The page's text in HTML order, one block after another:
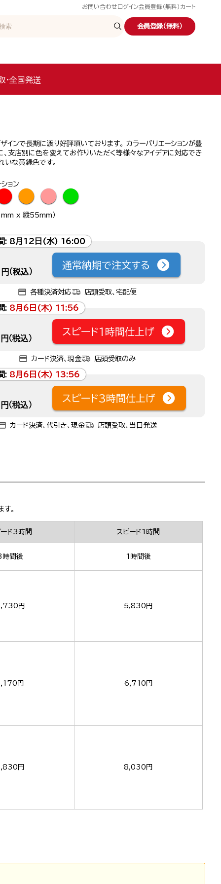
お問い合わせ ログイン会員登録（無料） カート
会員登録（無料）
・全国発送
インで長期に渡り好評頂いております。 カラーバリエーションが豊
支店別に色を変えてお作りいただく等様々なアイデアに対応でき
いな黄緑色です。
ョン
● ● ●
x 縦55mm）
: 8月12日(水) 16:00
円（税込）
通常納期で注文する
各種決済対応 店頭受取、宅配便
: 8月6日(木) 11:56
円（税込）
スピード1時間仕上げ
カード決済、現金 店頭受取のみ
: 8月6日(木) 13:56
円（税込）
スピード3時間仕上げ
カード決済、代引き、現金 店頭受取、当日発送
。
ド3時間 スピード1時間
間後 1時間後
円 5,830円
円 6,710円
円 8,030円